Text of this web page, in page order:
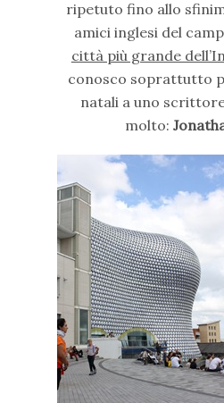
ripetuto fino allo
amici inglesi del
città più grande
conosco soprattutto
natali a uno
molto: